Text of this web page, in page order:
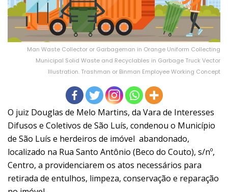
Man Waste Collector or Garbageman in Orange Uniform Collecting
Municipal Solid Waste and Recyclables in Garbage Truck Vector
Illustration. Trashman or Binman Employee Working Concept
O juiz Douglas de Melo Martins, da Vara de Interesses
Difusos e Coletivos de São Luís, condenou o Município
de São Luís e herdeiros de imóvel abandonado,
localizado na Rua Santo Antônio (Beco do Couto), s/nº,
Centro, a providenciarem os atos necessários para
retirada de entulhos, limpeza, conservação e reparação